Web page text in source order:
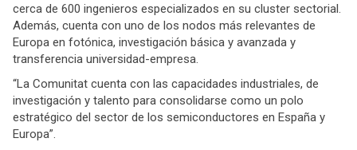
cerca de 600 ingenieros especializados en su cluster sectorial.
Además, cuenta con uno de los nodos más relevantes de
Europa en fotónica, investigación básica y avanzada y
transferencia universidad-empresa.
“La Comunitat cuenta con las capacidades industriales, de
investigación y talento para consolidarse como un polo
estratégico del sector de los semiconductores en España y
Europa”.